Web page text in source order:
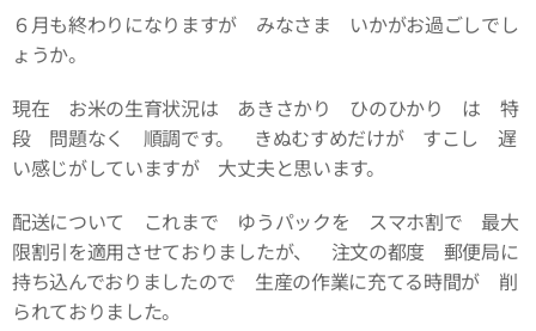
６月も終わりになりますが みなさま いかがお過ごしでし
ょうか。
現在 お米の生育状況は あきさかり ひのひかり は 特
段 問題なく 順調です。 きぬむすめだけが すこし 遅
い感じがしていますが 大丈夫と思います。
配送について これまで ゆうパックを スマホ割で 最大
限割引を適用させておりましたが、 注文の都度 郵便局に
持ち込んでおりましたので 生産の作業に充てる時間が 削
られておりました。